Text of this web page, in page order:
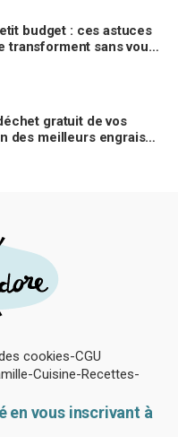
budget : ces astuces
transforment sans vous
gratuit de vos
des meilleurs engrais
cookies CGU
Cuisine Recettes
en vous inscrivant à